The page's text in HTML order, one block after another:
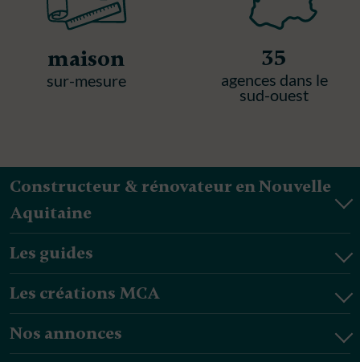
maison
sur-mesure
35
agences dans le
sud-ouest
Constructeur & rénovateur en Nouvelle
Aquitaine
Les guides
Les créations MCA
Nos annonces